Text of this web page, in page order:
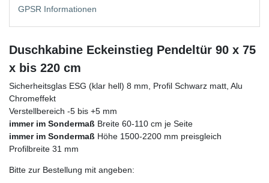
GPSR Informationen
Duschkabine Eckeinstieg Pendeltür 90 x 75
x bis 220 cm
Sicherheitsglas ESG (klar hell) 8 mm, Profil Schwarz matt, Alu
Chromeffekt
Verstellbereich -5 bis +5 mm
immer im Sondermaß Breite 60-110 cm je Seite
immer im Sondermaß Höhe 1500-2200 mm preisgleich
Profilbreite 31 mm
Bitte zur Bestellung mit angeben: